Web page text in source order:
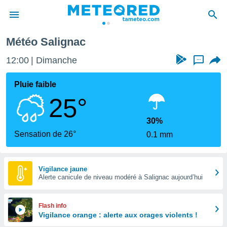
de
par
Météo Salignac
12:00 Dimanche ...
Pluie faible
25°
Sensation de 26°
30%
0.1 mm
Vigilance jaune
Alerte canicule de niveau modéré à Salignac aujourd’hui
Flash info
Vigilance orange : alerte aux orages violents !